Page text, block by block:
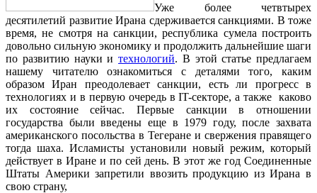
Уже более четвтырех
десятилетий развитие Ирана сдерживается санкциями. В тоже
время, не смотря на санкции, республика сумела построить
довольно сильную экономику и продолжить дальнейшие шаги
по развитию науки и технологий. В этой статье предлагаем
нашему читателю ознакомиться с деталями того, каким
образом Иран преодолевает санкции, есть ли прогресс в
технологиях и в первую очередь в IT-секторе, а также каково
их состояние сейчас. Первые санкции в отношении
государства были введены еще в 1979 году, после захвата
американского посольства в Тегеране и свержения правящего
тогда шаха. Исламисты установили новый режим, который
действует в Иране и по сей день. В этот же год Соединенные
Штаты Америки запретили ввозить продукцию из Ирана в
свою страну,